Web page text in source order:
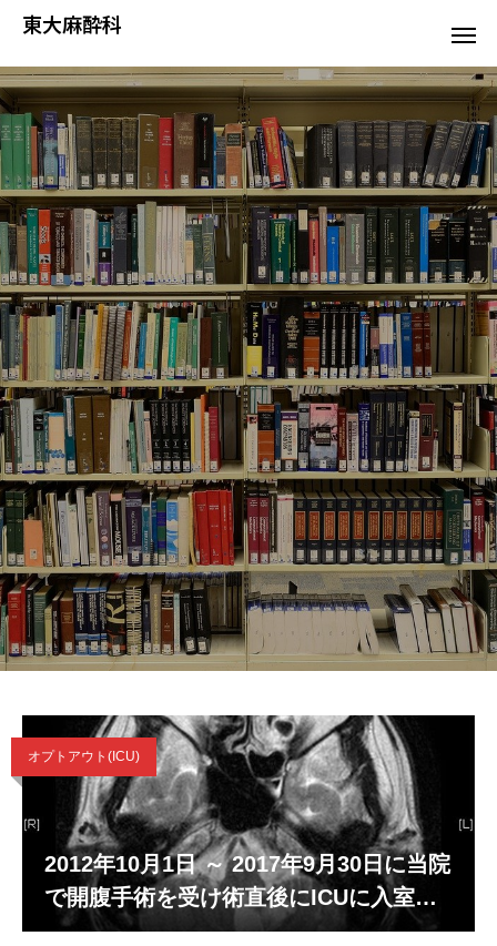
東大麻酔科
オプトアウト(ICU)
2012年10月1日 ～ 2017年9月30日に当院
で開腹手術を受け術直後にICUに入室し
た患者さんへ